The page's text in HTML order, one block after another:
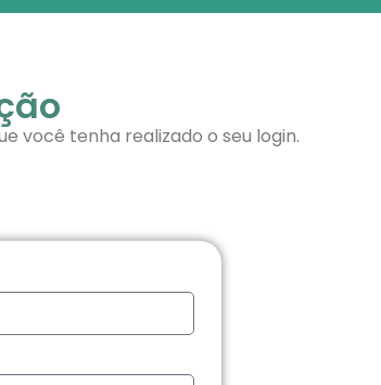
você tenha realizado o seu login.